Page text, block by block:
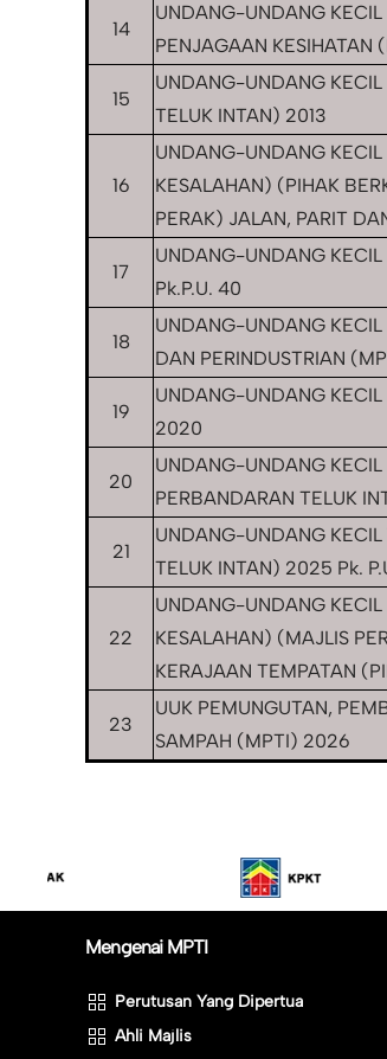
14
UNDANG-UNDANG
PENJAGAAN KESIHATAN
15
UNDANG-UNDANG
TELUK INTAN) 2013
16
UNDANG-UNDANG
KESALAHAN) (PIHAK
PERAK) JALAN, PARIT
17
UNDANG-UNDANG
Pk.P.U. 40
18
UNDANG-UNDANG KECIL
DAN PERINDUSTRIAN
19
UNDANG-UNDANG
2020
20
UNDANG-UNDANG
PERBANDARAN TELUK
21
UNDANG-UNDANG
TELUK INTAN) 2025 Pk.
22
UNDANG-UNDANG
KESALAHAN) (MAJLIS
KERAJAAN TEMPATAN
23
UUK PEMUNGUTAN,
SAMPAH (MPTI) 2026
Mengenai MPTI
Perutusan Yang Dipertua
Ahli Majlis